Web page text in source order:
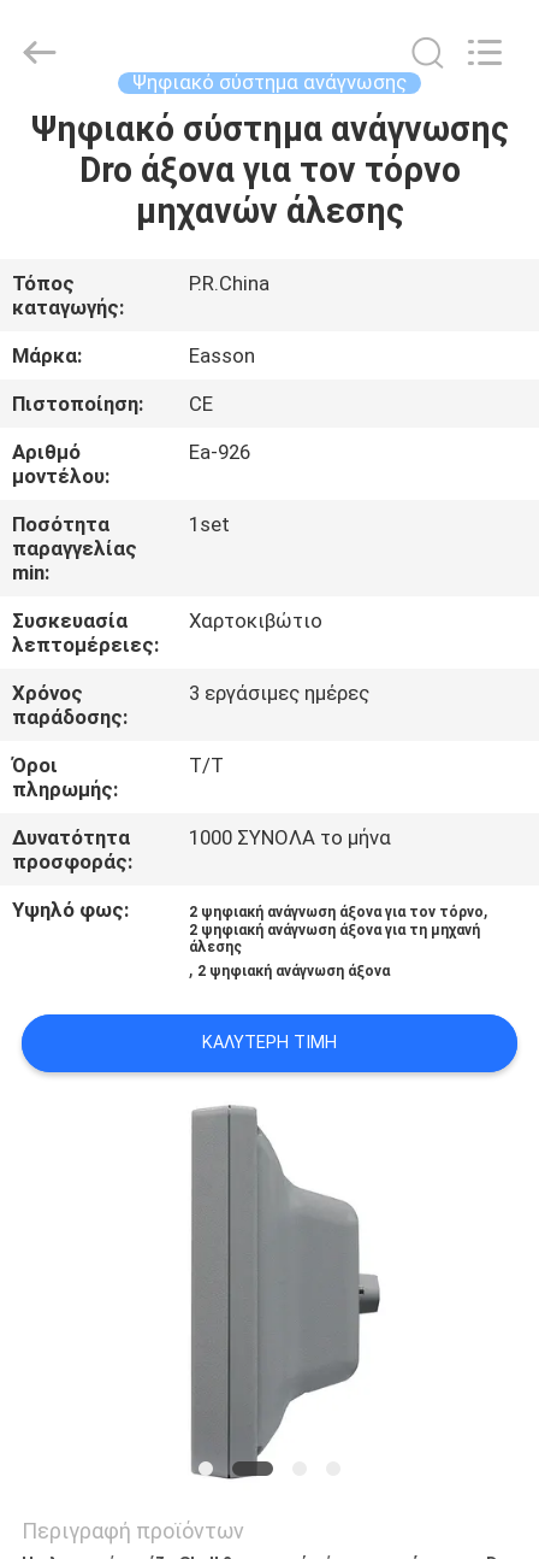
ΣΠΊΤΙ
ΠΡΟΪΌΝΤΑ
ΣΧΕΤΙΚΆ
ΜΕ
ΕΜΆΣ
ΕΠΙΣΚΈΨΕΙΣ
ΣΤΟ
ΕΡΓΟΣΤΆΣΙΟ
ΠΟΙΌΤΗΤΑΣ
ΕΠΙΚΟΙΝΩΝΉΣΤΕ
ΜΑΖΊ
ΜΑΣ
ΕΙΔΉΣΕΙΣ
SITEMAP
Technology
Reserved.
Ψηφιακό σύστημα ανάγνωσης
Ψηφιακό σύστημα ανάγνωσης
Dro άξονα για τον τόρνο
μηχανών άλεσης
Τόπος
καταγωγής:
P.R.China
Μάρκα:
Easson
Πιστοποίηση:
CE
Αριθμό
μοντέλου:
Ea-926
Ποσότητα
παραγγελίας
min:
1set
Συσκευασία
λεπτομέρειες:
Χαρτοκιβώτιο
Χρόνος
παράδοσης:
3 εργάσιμες ημέρες
Όροι
πληρωμής:
T/T
Δυνατότητα
προσφοράς:
1000 ΣΥΝΟΛΑ το μήνα
Υψηλό φως: 2 ψηφιακή ανάγνωση άξονα για τον τόρνο,
2 ψηφιακή ανάγνωση άξονα για τη μηχανή
άλεσης
, 2 ψηφιακή ανάγνωση άξονα
ΚΑΛΎΤΕΡΗ ΤΙΜΉ
Περιγραφή προϊόντων